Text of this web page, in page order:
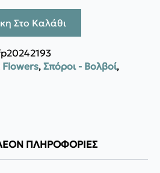
Στο Καλάθι
Flowers, Σπόροι - Βολβοί,
ΠΛΗΡΟΦΟΡΊΕΣ